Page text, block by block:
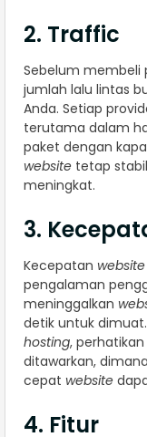
2. Traffic
Sebelum membeli
jumlah lalu lintas
Anda. Setiap
terutama dalam
paket dengan
website tetap
meningkat.
3.
Kecepatan website
pengalaman
meninggalkan
detik untuk
hosting,
ditawarkan,
cepat website
4. Fitur